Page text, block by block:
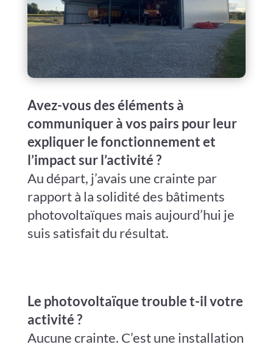
Avez-vous des éléments à
communiquer à vos pairs pour leur
expliquer le fonctionnement et
l’impact sur l’activité ?
Au départ, j’avais une crainte par
rapport à la solidité des bâtiments
photovoltaïques mais aujourd’hui je
suis satisfait du résultat.
Le photovoltaïque trouble t-il votre
activité ?
Aucune crainte. C’est une installation